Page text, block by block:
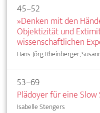
45–52
»Denken mit den
Objektizität und
wissenschaftlichen
Hans-Jörg Rheinberger,
53–69
Plädoyer für eine Slow
Isabelle Stengers